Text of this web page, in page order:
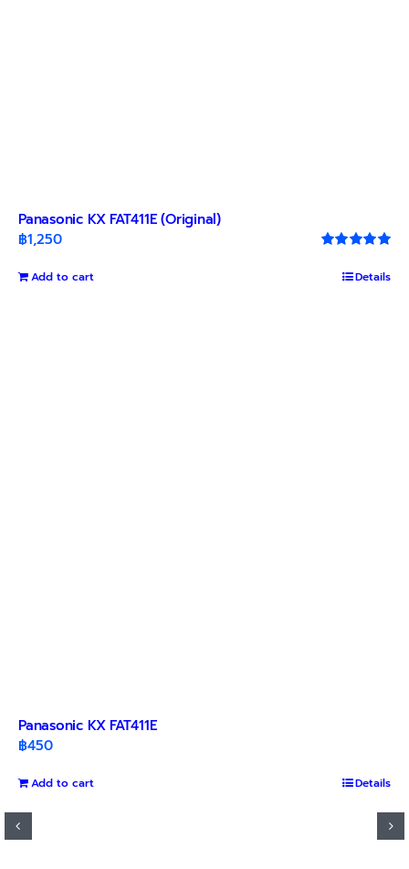
Panasonic KX FAT411E (Original)
out of 5
฿1,250
Add to cart Details
Panasonic KX FAT411E
฿450
Add to cart Details